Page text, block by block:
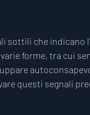
sottili che
forme, tra cui
questi segnali